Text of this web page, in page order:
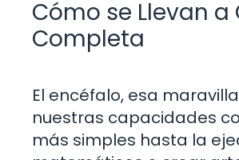
Cómo se Llevan
Completa
El encéfalo, esa
nuestras capacidades
más simples hasta la